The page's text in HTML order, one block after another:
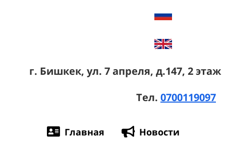
г. Бишкек, ул. 7 апреля, д.147, 2 этаж
Тел. 0700119097
Главная
Новости